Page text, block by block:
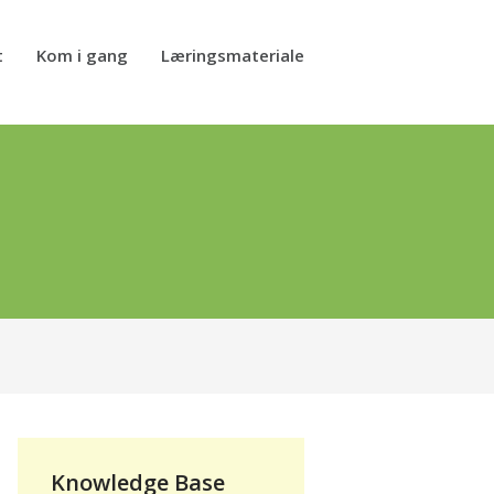
Kom i gang Læringsmateriale
Knowledge Base